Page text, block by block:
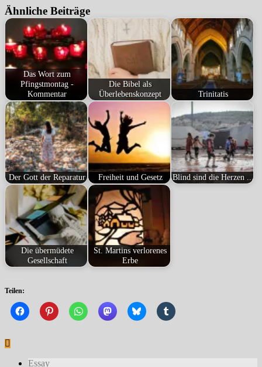
Ähnliche Beiträge
Das Wort zum
Pfingstmontag -
Kommentar
Die Bibel als
Überlebenskonzept
Trinitatis
Der Gott der Reparatur Freiheit und Gesetz Blind sind die Herzen ...
Die übermüdete
Gesellschaft
St. Martins verlorenes
Erbe
Teilen:
Essay